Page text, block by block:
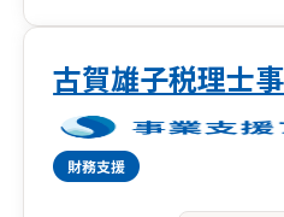
ニュアル化することで自
す。
古賀雄子税理士